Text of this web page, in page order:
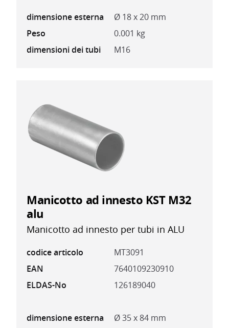
dimensione esterna
Ø 18 x 20 mm
Peso
0.001 kg
dimensioni dei tubi
M16
Manicotto ad innesto KST M32
alu
Manicotto ad innesto per tubi in ALU
codice articolo
MT3091
EAN
7640109230910
ELDAS-No
126189040
dimensione esterna
Ø 35 x 84 mm